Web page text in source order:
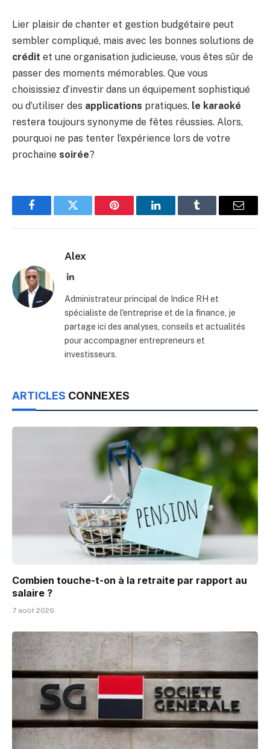
Lier plaisir de chanter et gestion budgétaire peut
sembler compliqué, mais avec les bonnes solutions de
crédit et une organisation judicieuse, vous êtes sûr de
passer des moments mémorables. Que vous
choisissiez d’investir dans un équipement sophistiqué
ou d’utiliser des applications pratiques, le karaoké
restera toujours synonyme de fêtes réussies. Alors,
pourquoi ne pas tenter l’expérience lors de votre
prochaine soirée?
FacebookTwitter Pinterest LinkedInTumblr Email
Alex
LinkedIn
Administrateur principal de Indice RH et
spécialiste de l'entreprise et de la finance, je
partage ici des analyses, conseils et actualités
pour accompagner entrepreneurs et
investisseurs.
ARTICLES CONNEXES
Combien touche-t-on à la retraite par rapport au
salaire ?
7 août 2026